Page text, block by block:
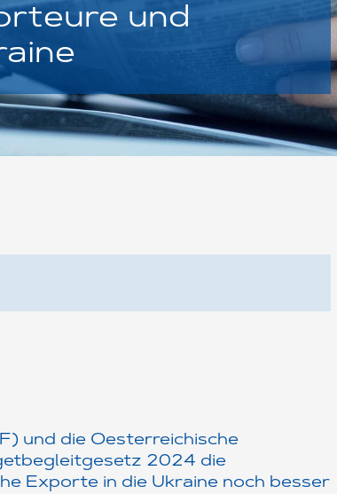
und
und die Oesterreichische
2024 die
Exporte in die Ukraine noch besser